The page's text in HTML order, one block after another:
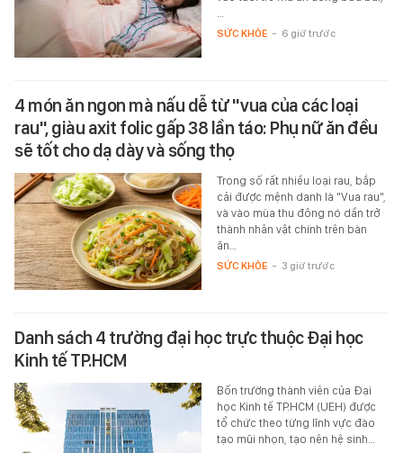
SỨC KHỎE - 6 giờ trước
4 món ăn ngon mà nấu dễ từ "vua của các loại
rau", giàu axit folic gấp 38 lần táo: Phụ nữ ăn đều
sẽ tốt cho dạ dày và sống thọ
Trong số rất nhiều loại rau, bắp
cải được mệnh danh là "Vua rau",
và vào mùa thu đông nó dần trở
thành nhân vật chính trên bàn
ăn…
SỨC KHỎE - 3 giờ trước
Danh sách 4 trường đại học trực thuộc Đại học
Kinh tế TP.HCM
Bốn trường thành viên của Đại
học Kinh tế TP.HCM (UEH) được
tổ chức theo từng lĩnh vực đào
tạo mũi nhọn, tạo nên hệ sinh…